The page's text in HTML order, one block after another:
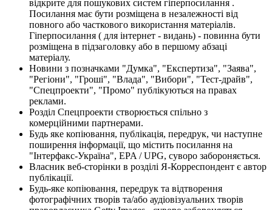
відкрите для пошукових систем гіперпосилання .
Посилання має бути розміщена в незалежності від
повного або часткового використання матеріалів.
Гіперпосилання ( для інтернет - видань) - повинна бути
розміщена в підзаголовку або в першому абзаці
матеріалу.
Новини з позначками "Думка", "Експертиза", "Заява",
"Регіони", "Гроші", "Влада", "Вибори", "Тест-драйв",
"Спецпроекти", "Промо" публікуються на правах
реклами.
Розділ Спецпроекти створюється спільно з
комерційними партнерами.
Будь яке копіювання, публікація, передрук, чи наступне
поширення інформації, що містить посилання на
"Інтерфакс-Україна", EPA / UPG, суворо забороняється.
Власник веб-сторінки в розділі Я-Корреспондент є автор
публікації.
Будь-яке копіювання, передрук та відтворення
фотографічних творів та/або аудіовізуальних творів